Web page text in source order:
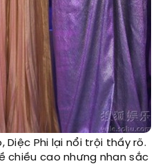
Diệc Phi lại nổi trội thấy rõ.
chiều cao nhưng nhan sắc